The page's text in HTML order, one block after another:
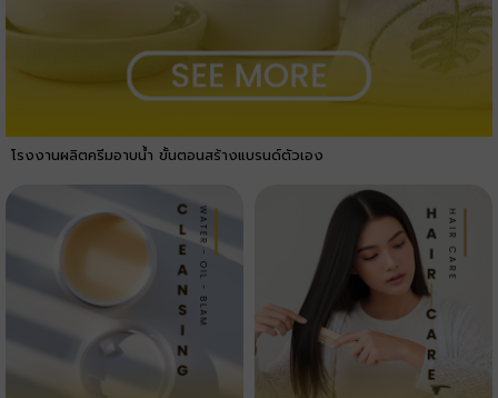
โรงงานผลิตครีมอาบน้ำ ขั้นตอนสร้างแบรนด์ตัวเอง